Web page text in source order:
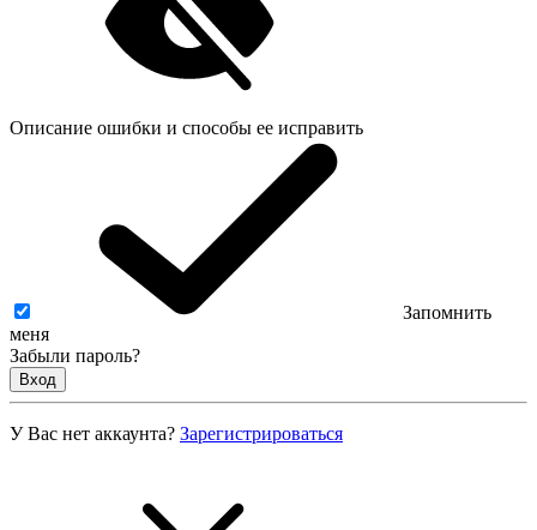
Описание ошибки и способы ее исправить
Запомнить
меня
Забыли пароль?
Вход
У Вас нет аккаунта? Зарегистрироваться